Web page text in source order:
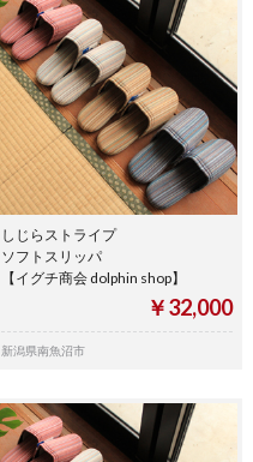
しじらストライプ
ソフトスリッパ
【イグチ商会 dolphin shop】
￥32,000
新潟県南魚沼市